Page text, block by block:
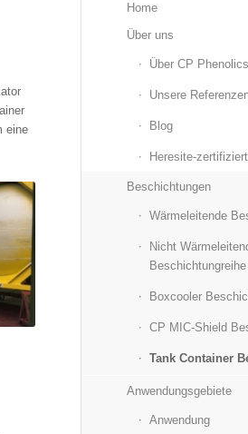
eine
Home
Über uns
Über CP
Unsere
Blog
Heresite-
Beschichtungen
Wärmeleitende
Nicht
Beschichtungreihe
Boxcooler
CP MIC-Shield
Tank Container
Anwendungsgebiete
Anwendung